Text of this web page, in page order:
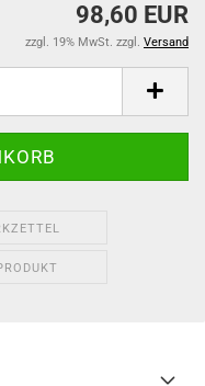
98,60 EUR
zzgl. 19% MwSt. zzgl. Versand